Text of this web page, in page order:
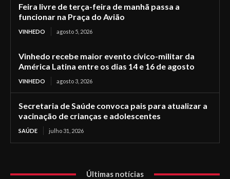
Feira livre de terça-feira de manhã passa a
funcionar na Praça do Avião
VINHEDO agosto 5, 2026
Vinhedo recebe maior evento cívico-militar da
América Latina entre os dias 14 e 16 de agosto
VINHEDO agosto 3, 2026
Secretaria de Saúde convoca pais para atualizar a
vacinação de crianças e adolescentes
SAÚDE julho 31, 2026
Últimas notícias